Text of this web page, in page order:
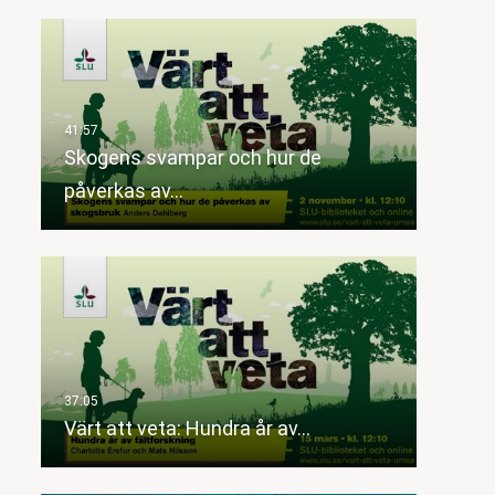
Skogens svampar och hur de
påverkas av…
Värt att veta: Hundra år av…